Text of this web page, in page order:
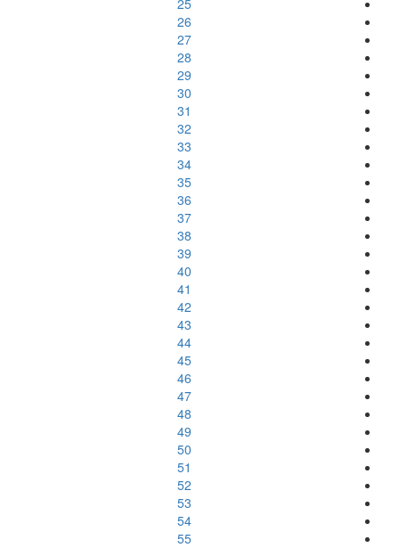
25
26
27
28
29
30
31
32
33
34
35
36
37
38
39
40
41
42
43
44
45
46
47
48
49
50
51
52
53
54
55